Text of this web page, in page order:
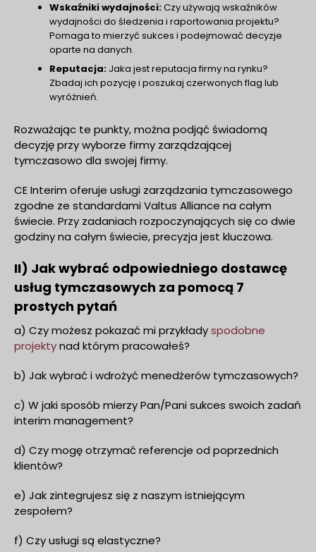
Wskaźniki wydajności:Czy używają wskaźników
wydajności do śledzenia i raportowania projektu?
Pomaga to mierzyć sukces i podejmować decyzje
oparte na danych.
Reputacja: Jaka jest reputacja firmy na rynku?
Zbadaj ich pozycję i poszukaj czerwonych flag lub
wyróżnień.
Rozważając te punkty, można podjąć świadomą
decyzję przy wyborze firmy zarządzającej
tymczasowo dla swojej firmy.
CE Interim oferuje usługi zarządzania tymczasowego
zgodne ze standardami Valtus Alliance na całym
świecie. Przy zadaniach rozpoczynających się co dwie
godziny na całym świecie, precyzja jest kluczowa.
II) Jak wybrać odpowiedniego dostawcę
usług tymczasowych za pomocą 7
prostych pytań
a) Czy możesz pokazać mi przykładyspodobne
projektynad którym pracowałeś?
b) Jak wybrać i wdrożyć menedżerów tymczasowych?
c) W jaki sposób mierzy Pan/Pani sukces swoich zadań
interim management?
d) Czy mogę otrzymać referencje od poprzednich
klientów?
e) Jak zintegrujesz się z naszym istniejącym
zespołem?
f) Czy usługi są elastyczne?